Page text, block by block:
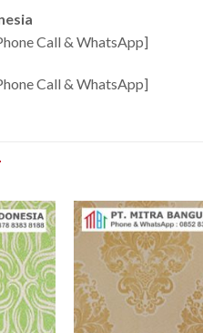
Call & WhatsApp]
Call & WhatsApp]